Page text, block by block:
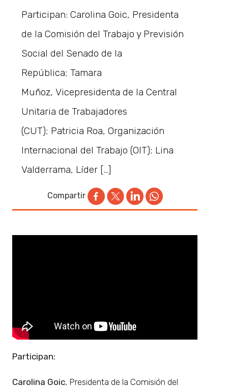
Participan: Carolina Goic, Presidenta
de la Comisión del Trabajo y Previsión
Social del Senado de la
República; Tamara
Muñoz, Vicepresidenta de la Central
Unitaria de Trabajadores
(CUT); Patricia Roa, Organización
Internacional del Trabajo (OIT); Lina
Valderrama, Líder […]
Compartir
Participan:
Carolina Goic, Presidenta de la Comisión del